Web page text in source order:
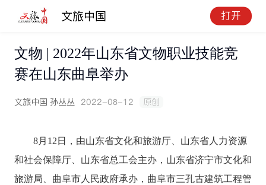
文旅中国 打开
文物 | 2022年山东省文物职业技能竞
赛在山东曲阜举办
文旅中国 孙丛丛 2022-08-12 原创
8月12日，由山东省文化和旅游厅、山东省人力资源
和社会保障厅、山东省总工会主办，山东省济宁市文化和
旅游局、曲阜市人民政府承办，曲阜市三孔古建筑工程管